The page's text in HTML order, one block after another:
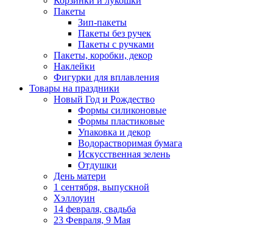
Пакеты
Зип-пакеты
Пакеты без ручек
Пакеты с ручками
Пакеты, коробки, декор
Наклейки
Фигурки для вплавления
Товары на праздники
Новый Год и Рождество
Формы силиконовые
Формы пластиковые
Упаковка и декор
Водорастворимая бумага
Искусственная зелень
Отдушки
День матери
1 сентября, выпускной
Хэллоуин
14 февраля, свадьба
23 Февраля, 9 Мая